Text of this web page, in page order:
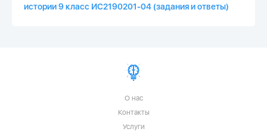
истории 9 класс ИС2190201-04 (задания и ответы)
О нас
Контакты
Услуги